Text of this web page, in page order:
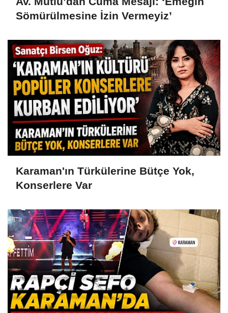
Sömürülmesine İzin Vermeyiz’
Karaman'ın Türkülerine Bütçe Yok,
Konserlere Var